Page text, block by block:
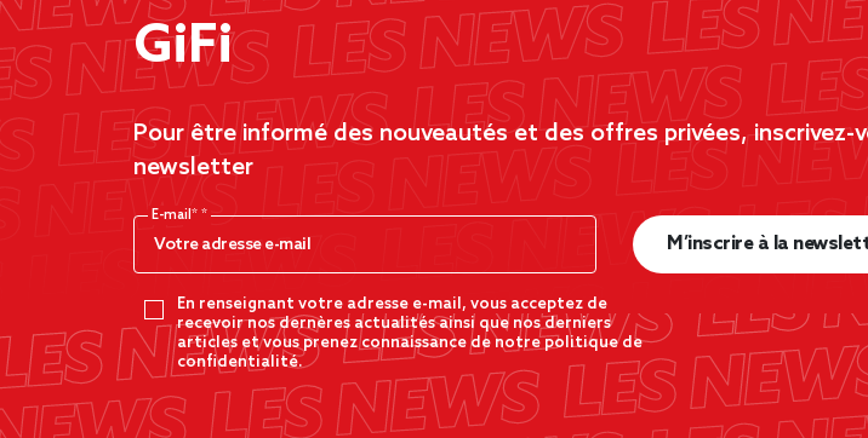
GiFi
Pour être informé des nouveautés et des offres privées, inscrivez-
newsletter
E-mail*
En renseignant votre adresse e-mail, vous acceptez de
recevoir nos dernères actualités ainsi que nos derniers
articles et vous prenez connaissance de notre politique de
confidentialité.
M’inscrire à la